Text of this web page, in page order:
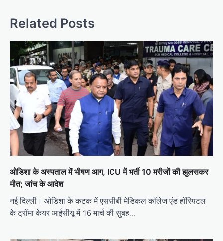
Related Posts
ओडिशा के अस्पताल में भीषण आग, ICU में भर्ती 10 मरीजों की झुलसकर
मौत; जांच के आदेश
नई दिल्ली। ओडिशा के कटक में एससीबी मेडिकल कॉलेज एंड हॉस्पिटल
के ट्रॉमा केयर आईसीयू में 16 मार्च की सुबह…